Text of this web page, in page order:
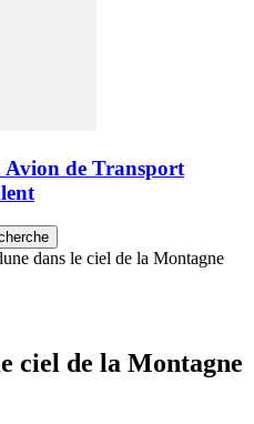
Avion de Transport
dans le ciel de la Montagne
ciel de la Montagne